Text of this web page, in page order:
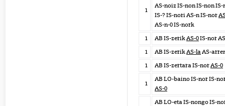
1
AS-noiz IS-non IS-non IS-
IS-? IS-nori AS-n IS-nor
AS-n-0 IS-nork
1
AB IS-zerikAS-0IS-nor
1
AB IS-zerikAS-laAS-
1
AB IS-zertara IS-norAS-0
1
AB LO-baino IS-nor IS-
AS-0
AB LO-eta IS-nongo IS-